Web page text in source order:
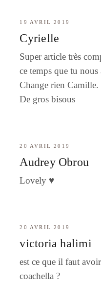
19 AVRIL 2019
Cyrielle
Super article très
ce temps que tu nous
Change rien Camille.
De gros bisous
20 AVRIL 2019
Audrey Obrou
Lovely ♥️
20 AVRIL 2019
victoria halimi
est ce que il faut
coachella ?